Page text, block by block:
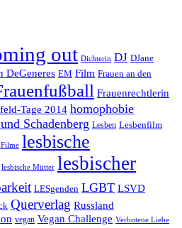
out Dichterin DJ DJane
DeGeneres EM Film Frauen an den
Frauenrechtlerin
Tage 2014 homophobie
Schadenberg Lesben Lesbenfilm
Filme lesbische
lesbische Mütter lesbischer
LESgenden LGBT LSVD
Querverlag Russland
vegan Vegan Challenge Verbotene Liebe